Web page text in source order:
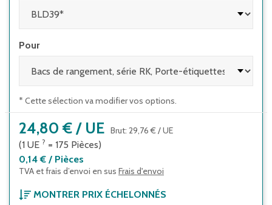
Pour
* Cette sélection va modifier vos options.
24,80 € / UE Brut: 29,76 € /UE
(1 UE ? = 175 Pièces)
0,14 € / Pièces
TVA et frais d’envoi en sus Frais d'envoi
MONTRER PRIX ÉCHELONNÉS